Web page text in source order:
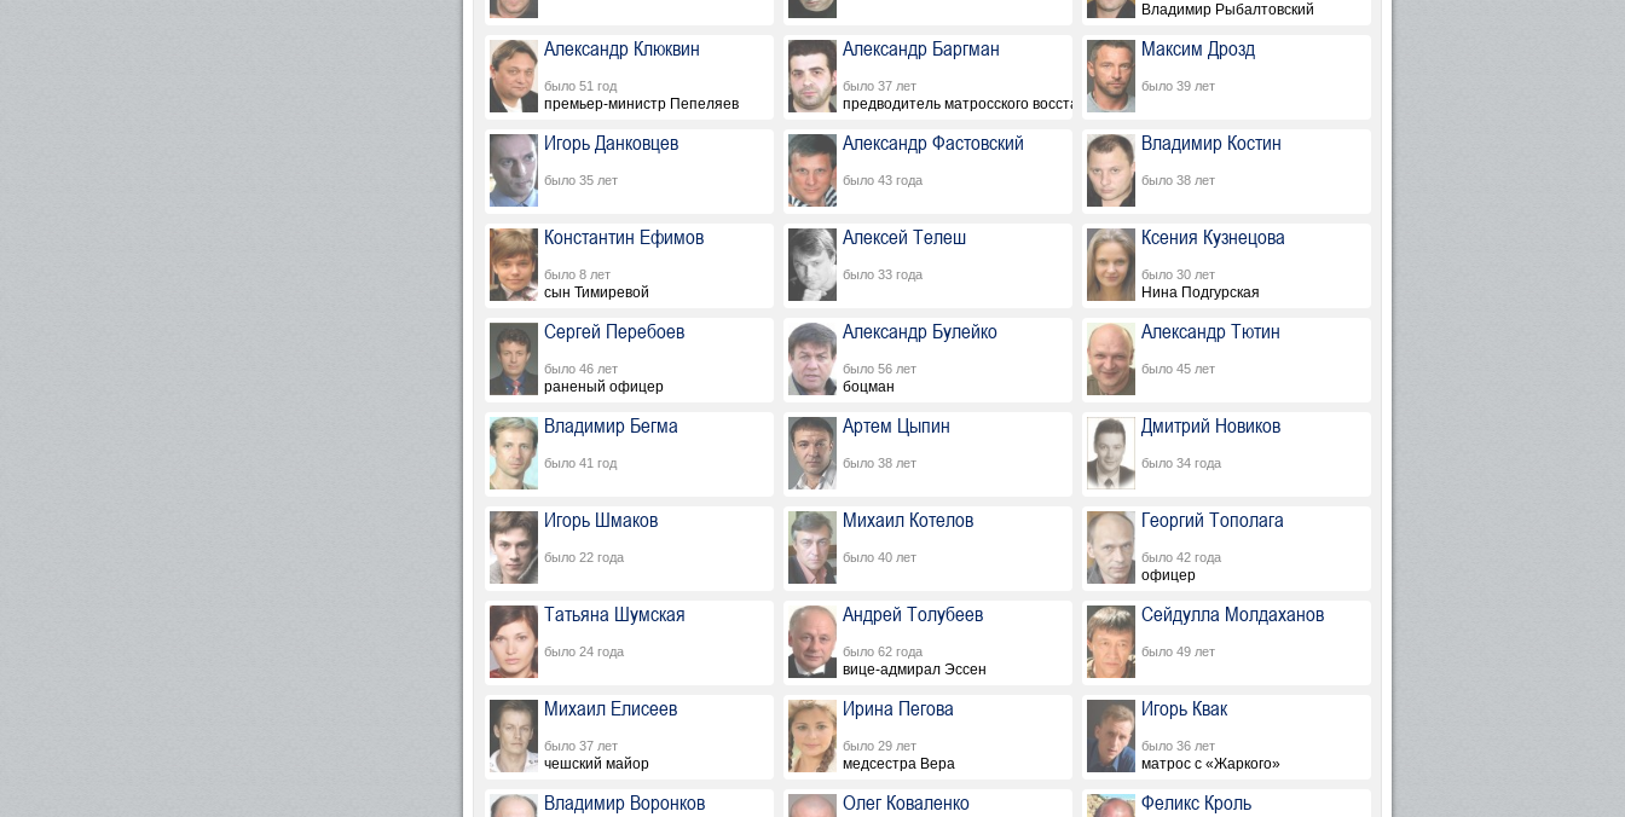
Владимир Рыбалтовский
Александр Клюквин
было 51 год
премьер-министр Пепеляев
Александр Баргман
было 37 лет
предводитель матросского восстания в Севастополе
Максим Дрозд
было 39 лет
Игорь Данковцев
было 35 лет
Александр Фастовский
было 43 года
Владимир Костин
было 38 лет
Константин Ефимов
было 8 лет
сын Тимиревой
Алексей Телеш
было 33 года
Ксения Кузнецова
было 30 лет
Нина Подгурская
Сергей Перебоев
было 46 лет
раненый офицер
Александр Булейко
было 56 лет
боцман
Александр Тютин
было 45 лет
Владимир Бегма
было 41 год
Артем Цыпин
было 38 лет
Дмитрий Новиков
было 34 года
Игорь Шмаков
было 22 года
Михаил Котелов
было 40 лет
Георгий Тополага
было 42 года
офицер
Татьяна Шумская
было 24 года
Андрей Толубеев
было 62 года
вице-адмирал Эссен
Сейдулла Молдаханов
было 49 лет
Михаил Елисеев
было 37 лет
чешский майор
Ирина Пегова
было 29 лет
медсестра Вера
Игорь Квак
было 36 лет
матрос с «Жаркого»
Владимир Воронков Олег Коваленко Феликс Кроль